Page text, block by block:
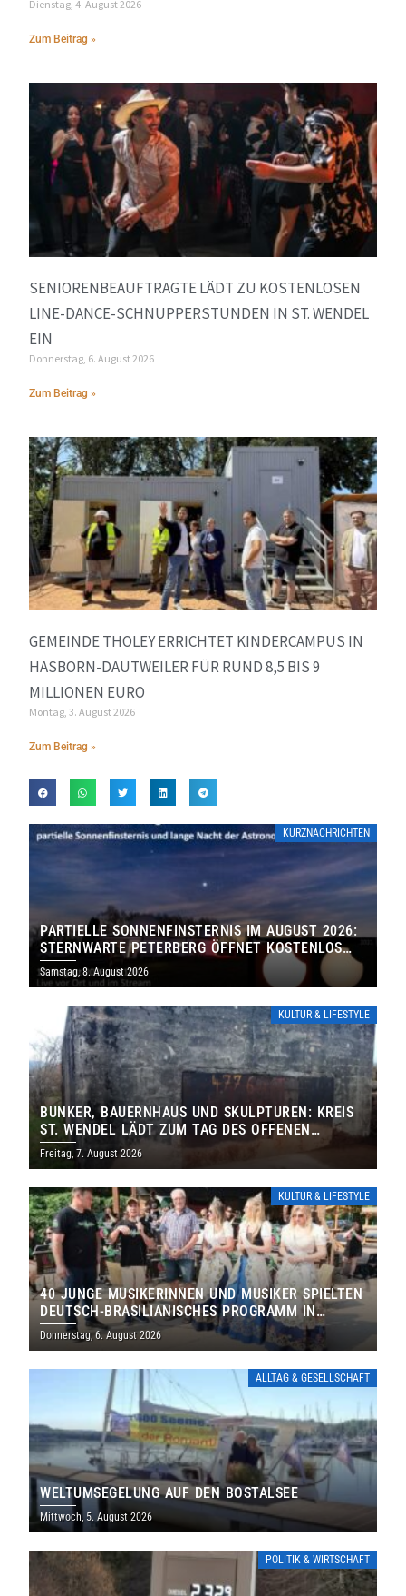
Dienstag, 4. August 2026
Zum Beitrag »
SENIORENBEAUFTRAGTE LÄDT ZU KOSTENLOSEN
LINE-DANCE-SCHNUPPERSTUNDEN IN ST. WENDEL
EIN
Donnerstag, 6. August 2026
Zum Beitrag »
GEMEINDE THOLEY ERRICHTET KINDERCAMPUS IN
HASBORN-DAUTWEILER FÜR RUND 8,5 BIS 9
MILLIONEN EURO
Montag, 3. August 2026
Zum Beitrag »
KURZNACHRICHTEN
PARTIELLE SONNENFINSTERNIS IM AUGUST 2026:
STERNWARTE PETERBERG ÖFFNET KOSTENLOS
IHRE TORE
Samstag, 8. August 2026
KULTUR & LIFESTYLE
BUNKER, BAUERNHAUS UND SKULPTUREN: KREIS
ST. WENDEL LÄDT ZUM TAG DES OFFENEN
DENKMALS EIN
Freitag, 7. August 2026
KULTUR & LIFESTYLE
40 JUNGE MUSIKERINNEN UND MUSIKER SPIELTEN
DEUTSCH-BRASILIANISCHES PROGRAMM IN
THOLEY
Donnerstag, 6. August 2026
ALLTAG & GESELLSCHAFT
WELTUMSEGELUNG AUF DEN BOSTALSEE
Mittwoch, 5. August 2026
POLITIK & WIRTSCHAFT